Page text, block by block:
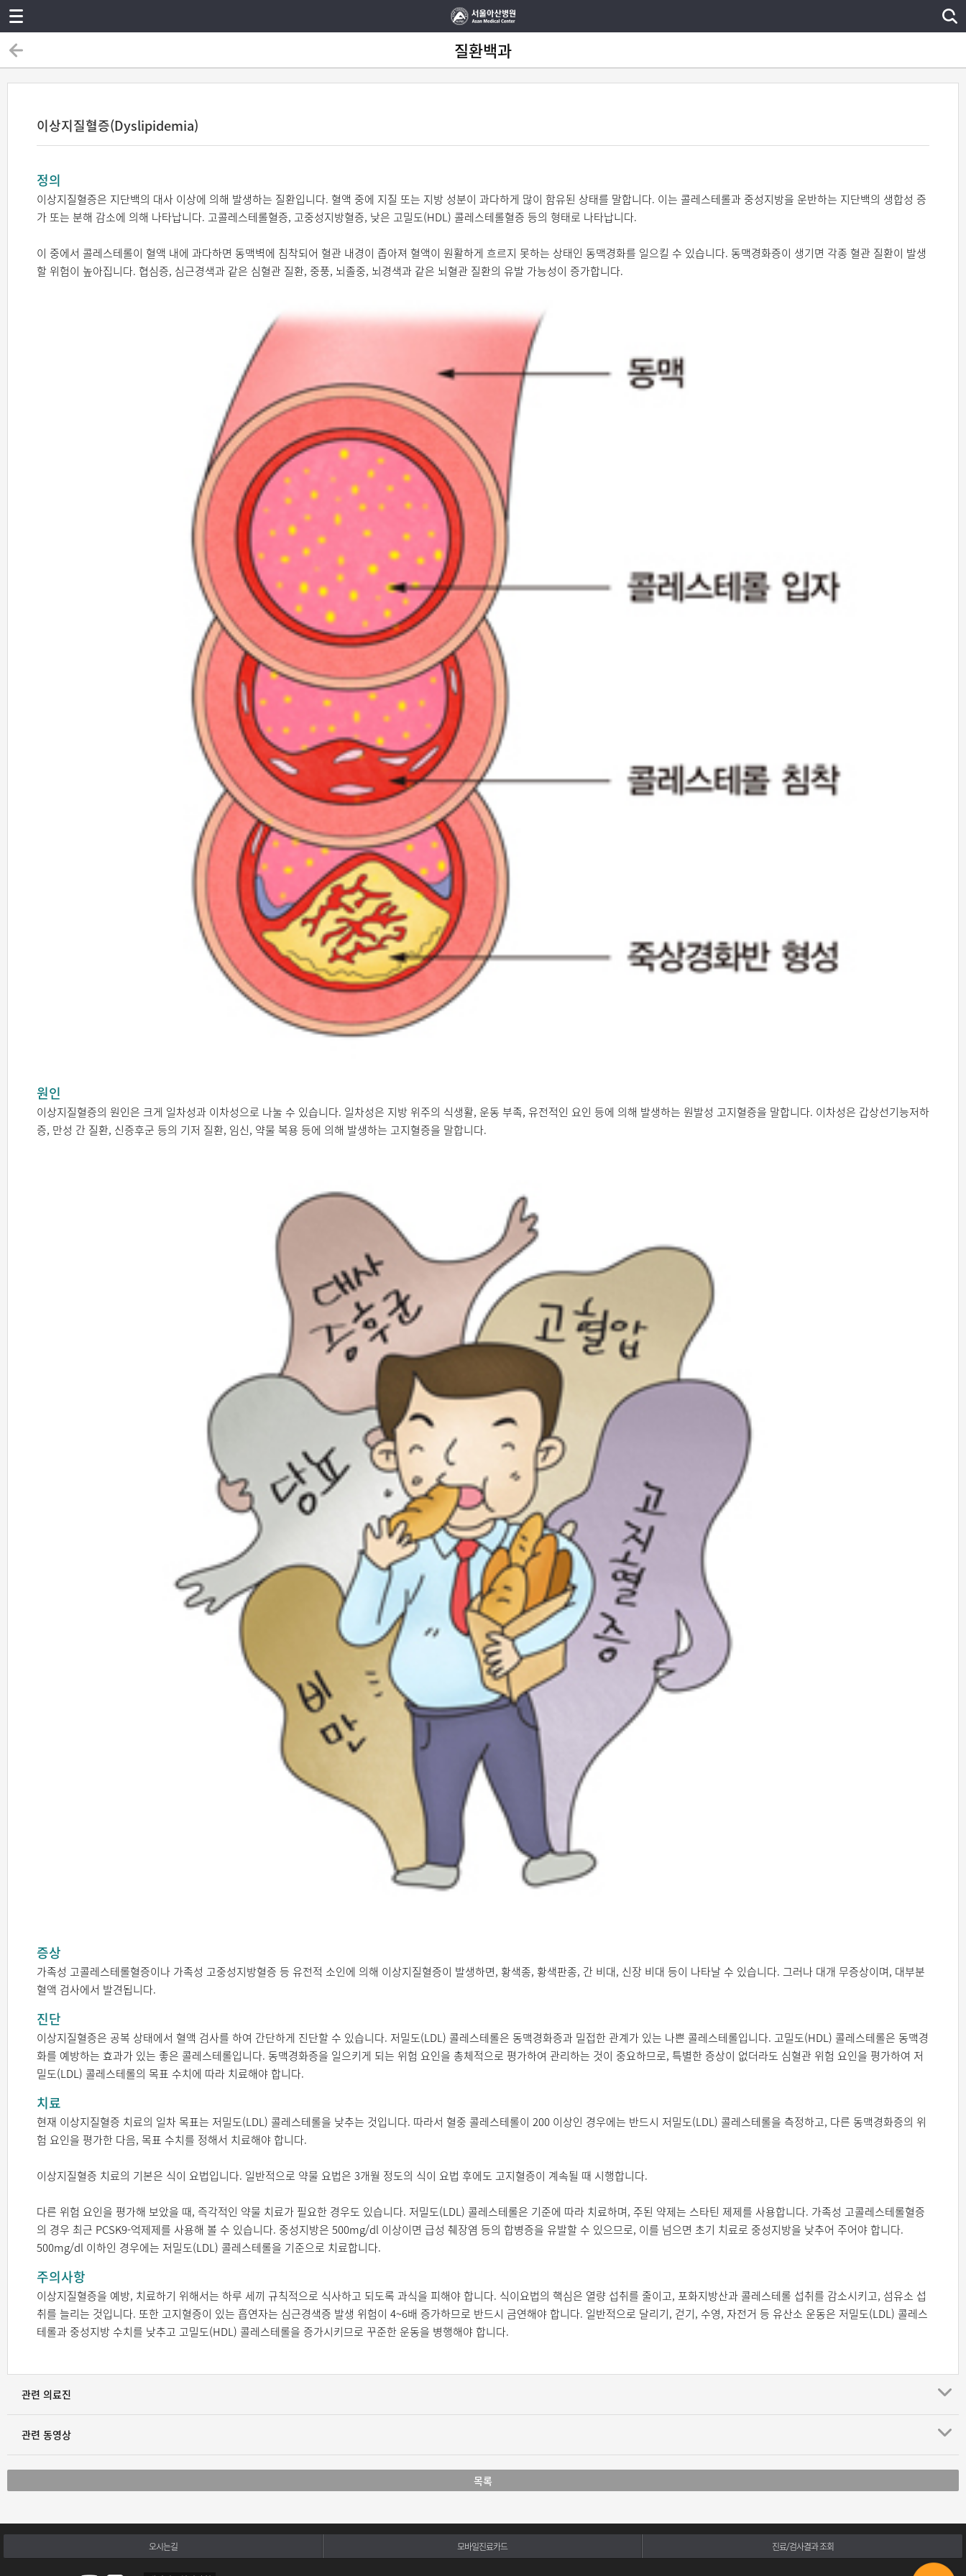
질환백과
이상지질혈증(Dyslipidemia)
정의
이상지질혈증은 지단백의 대사 이상에 의해 발생하는 질환입니다. 혈액 중에 지질 또는 지방 성분이 과다하게 많이 함유된 상태를 말합니다. 이는 콜레스테롤과 중성지방을 운반하는 지단백의 생합성 증
가 또는 분해 감소에 의해 나타납니다. 고콜레스테롤혈증, 고중성지방혈증, 낮은 고밀도(HDL) 콜레스테롤혈증 등의 형태로 나타납니다.
이 중에서 콜레스테롤이 혈액 내에 과다하면 동맥벽에 침착되어 혈관 내경이 좁아져 혈액이 원활하게 흐르지 못하는 상태인 동맥경화를 일으킬 수 있습니다. 동맥경화증이 생기면 각종 혈관 질환이 발생
할 위험이 높아집니다. 협심증, 심근경색과 같은 심혈관 질환, 중풍, 뇌졸중, 뇌경색과 같은 뇌혈관 질환의 유발 가능성이 증가합니다.
원인
이상지질혈증의 원인은 크게 일차성과 이차성으로 나눌 수 있습니다. 일차성은 지방 위주의 식생활, 운동 부족, 유전적인 요인 등에 의해 발생하는 원발성 고지혈증을 말합니다. 이차성은 갑상선기능저하
증, 만성 간 질환, 신증후군 등의 기저 질환, 임신, 약물 복용 등에 의해 발생하는 고지혈증을 말합니다.
증상
가족성 고콜레스테롤혈증이나 가족성 고중성지방혈증 등 유전적 소인에 의해 이상지질혈증이 발생하면, 황색종, 황색판종, 간 비대, 신장 비대 등이 나타날 수 있습니다. 그러나 대개 무증상이며, 대부분
혈액 검사에서 발견됩니다.
진단
이상지질혈증은 공복 상태에서 혈액 검사를 하여 간단하게 진단할 수 있습니다. 저밀도(LDL) 콜레스테롤은 동맥경화증과 밀접한 관계가 있는 나쁜 콜레스테롤입니다. 고밀도(HDL) 콜레스테롤은 동맥경
화를 예방하는 효과가 있는 좋은 콜레스테롤입니다. 동맥경화증을 일으키게 되는 위험 요인을 총체적으로 평가하여 관리하는 것이 중요하므로, 특별한 증상이 없더라도 심혈관 위험 요인을 평가하여 저
밀도(LDL) 콜레스테롤의 목표 수치에 따라 치료해야 합니다.
치료
현재 이상지질혈증 치료의 일차 목표는 저밀도(LDL) 콜레스테롤을 낮추는 것입니다. 따라서 혈중 콜레스테롤이 200 이상인 경우에는 반드시 저밀도(LDL) 콜레스테롤을 측정하고, 다른 동맥경화증의 위
험 요인을 평가한 다음, 목표 수치를 정해서 치료해야 합니다.
이상지질혈증 치료의 기본은 식이 요법입니다. 일반적으로 약물 요법은 3개월 정도의 식이 요법 후에도 고지혈증이 계속될 때 시행합니다.
다른 위험 요인을 평가해 보았을 때, 즉각적인 약물 치료가 필요한 경우도 있습니다. 저밀도(LDL) 콜레스테롤은 기준에 따라 치료하며, 주된 약제는 스타틴 제제를 사용합니다. 가족성 고콜레스테롤혈증
의 경우 최근 PCSK9-억제제를 사용해 볼 수 있습니다. 중성지방은 500mg/dl 이상이면 급성 췌장염 등의 합병증을 유발할 수 있으므로, 이를 넘으면 초기 치료로 중성지방을 낮추어 주어야 합니다.
500mg/dl 이하인 경우에는 저밀도(LDL) 콜레스테롤을 기준으로 치료합니다.
주의사항
이상지질혈증을 예방, 치료하기 위해서는 하루 세끼 규칙적으로 식사하고 되도록 과식을 피해야 합니다. 식이요법의 핵심은 열량 섭취를 줄이고, 포화지방산과 콜레스테롤 섭취를 감소시키고, 섬유소 섭
취를 늘리는 것입니다. 또한 고지혈증이 있는 흡연자는 심근경색증 발생 위험이 4~6배 증가하므로 반드시 금연해야 합니다. 일반적으로 달리기, 걷기, 수영, 자전거 등 유산소 운동은 저밀도(LDL) 콜레스
테롤과 중성지방 수치를 낮추고 고밀도(HDL) 콜레스테롤을 증가시키므로 꾸준한 운동을 병행해야 합니다.
관련 의료진
관련 동영상
목록
오시는길 모바일진료카드 진료/검사결과 조회